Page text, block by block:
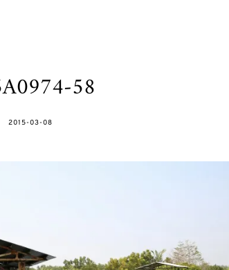
58
POSTED
2015-03-08